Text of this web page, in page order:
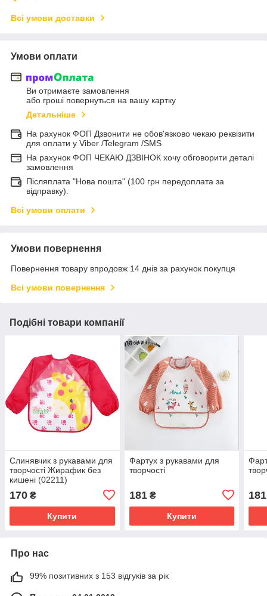
Всі умови доставки
Умови оплати
Ви отримаєте замовлення
або гроші повернуться на вашу картку
Детальніше
На рахунок ФОП Дзвонити не обов'язково чекаю реквізити
для оплати у Viber /Telegram /SMS
На рахунок ФОП ЧЕКАЮ ДЗВІНОК хочу обговорити деталі
замовлення
Післяплата "Нова пошта" (100 грн передоплата за
відправку).
Всі умови оплати
Умови повернення
Повернення товару впродовж 14 днів за рахунок покупця
Всі умови повернення
Подібні товари компанії
Слинявчик з рукавами для
творчості Жирафик без
кишені (02211)
170 ₴
Купити
Фартух з рукавами для
творчості
181₴
Купити
181
Про нас
99% позитивних з 153 відгуків за рік